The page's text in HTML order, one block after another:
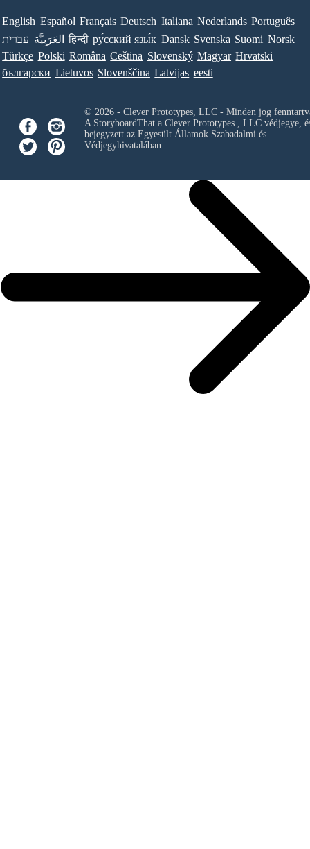
English Español Français Deutsch Italiana Nederlands Português
עברית العَرَبِيَّة हिन्दी ру́сский язы́к Dansk Svenska Suomi Norsk
Türkçe Polski Româna Ceština Slovenský Magyar Hrvatski
български Lietuvos Slovenščina Latvijas eesti
© 2026 - Clever Prototypes, LLC - Minden jog
A StoryboardThat a Clever Prototypes , LLCvédjegye,
bejegyzett az Egyesült Államok Szabadalmi és
Védjegyhivatalában